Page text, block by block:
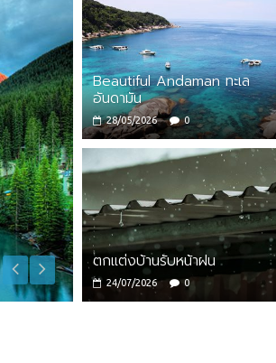
Asia Outbound
Zhuhai : Family Fresh
12/03/2026 0
Beautiful Andaman ทะเล
อันดามัน
28/05/2026 0
ตกแต่งบ้านรับหน้าฝน
24/07/2026 0